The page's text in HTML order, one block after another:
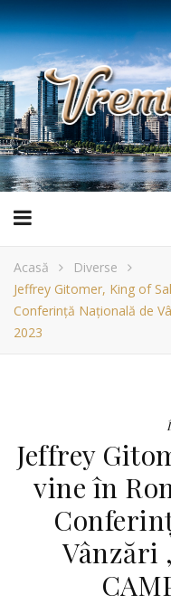
Acasă
Diverse
Jeffrey Gitomer, King of
Conferință Națională de
2023
Jeffrey
vine în
Vânzări